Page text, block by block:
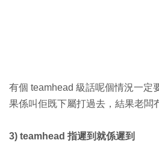
有個 teamhead 級話呢個情況一定
果係叫佢既下屬打過去，結果老闆
3) teamhead 指遲到就係遲到